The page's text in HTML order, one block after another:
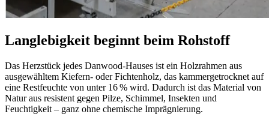
Langlebigkeit beginnt beim Rohstoff
Das Herzstück jedes Danwood-Hauses ist ein Holzrahmen aus
ausgewähltem Kiefern- oder Fichtenholz, das kammergetrocknet auf
eine Restfeuchte von unter 16 % wird. Dadurch ist das Material von
Natur aus resistent gegen Pilze, Schimmel, Insekten und
Feuchtigkeit – ganz ohne chemische Imprägnierung.